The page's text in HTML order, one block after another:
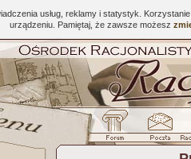
usług, reklamy i statystyk.
urządzeniu. Pamiętaj, że zawsze możesz